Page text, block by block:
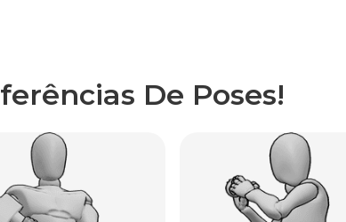
De Poses!